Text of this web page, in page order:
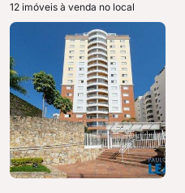
12 imóveis à venda no local